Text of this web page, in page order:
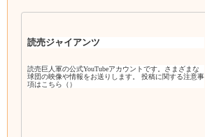
読売ジャイアンツ
読売巨人軍の公式YouTubeアカウントです。さまざまな
球団の映像や情報をお送りします。 投稿に関する注意事
項はこちら（）